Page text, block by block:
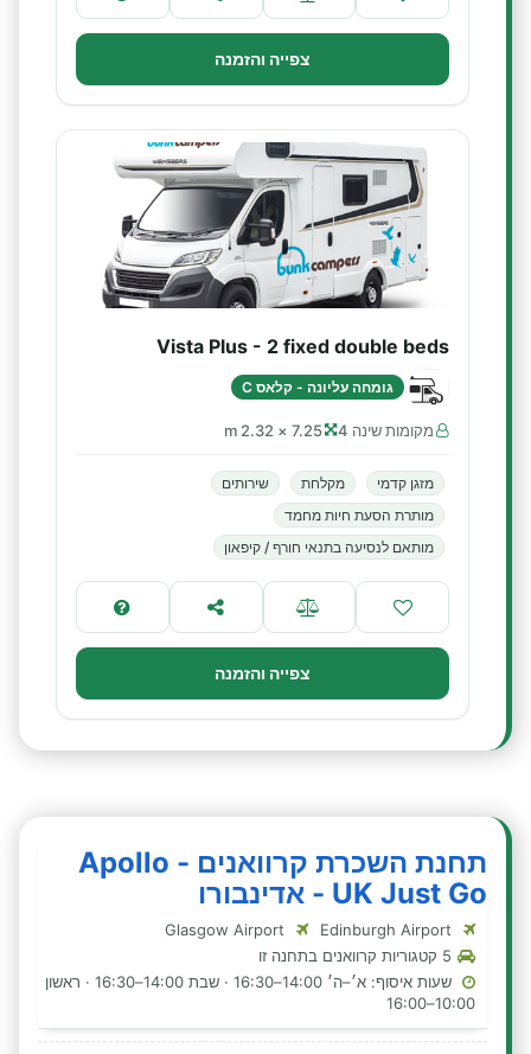
צפייה והזמנה
Vista Plus - 2 fixed double beds
גומחה עליונה - קלאס C
מקומות שינה 4 7.25 × 2.32 m
מזגן קדמי מקלחת
שירותים
מותרת הסעת חיות מחמד
מותאם לנסיעה בתנאי חורף / קיפאון
צפייה והזמנה
תחנת השכרת קרוואנים - Apollo
UK Just Go - אדינבורו
שעות איסוף: א׳–ה׳ 14:00–16:30 · שבת 14:00–16:30 · ראשון
10:00–16:00